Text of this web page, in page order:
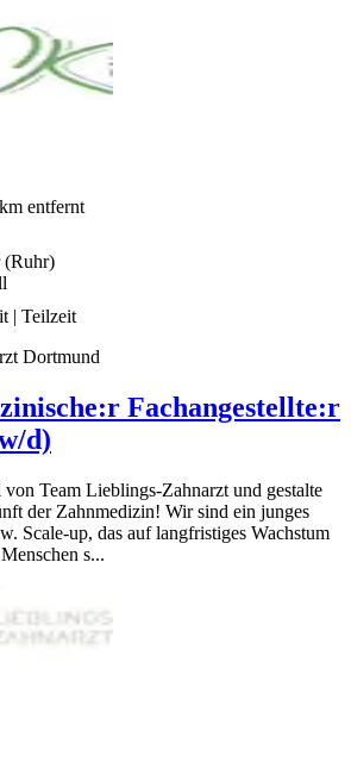
entfernt
(Ruhr)
| Teilzeit
Dortmund
Fachangestellte:r
d)
Team Lieblings-Zahnarzt und gestalte
der Zahnmedizin! Wir sind ein junges
Scale-up, das auf langfristiges Wachstum
s...